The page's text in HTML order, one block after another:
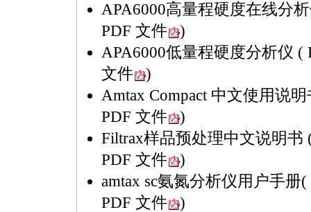
APA6000高量程硬度在线分
PDF 文件
)
APA6000低量程硬度分析仪 (
文件
)
Amtax Compact 中文使用说
PDF 文件
)
Filtrax样品预处理中文说明书
PDF 文件
)
amtax sc氨氮分析仪用户手册(
PDF 文件
)